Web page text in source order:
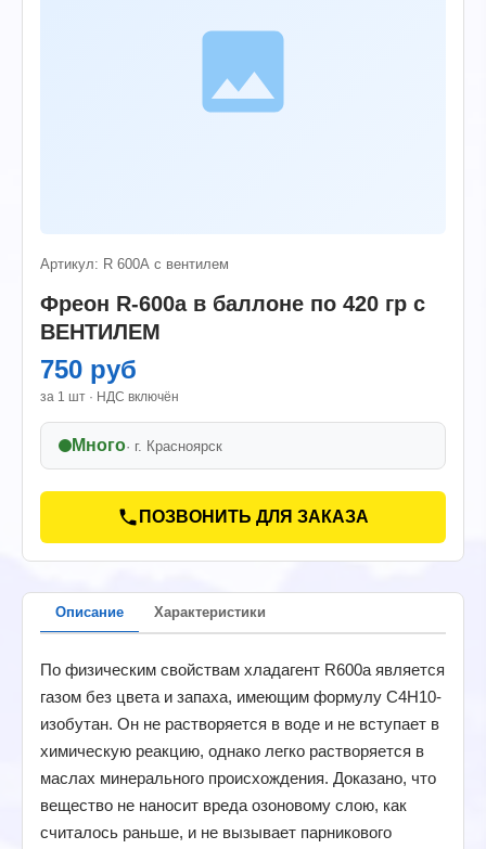
Артикул: R 600А с вентилем
Фреон R-600а в баллоне по 420 гр с
ВЕНТИЛЕМ
750 руб
за 1 шт · НДС включён
Много· г. Красноярск
ПОЗВОНИТЬ ДЛЯ ЗАКАЗА
Описание Характеристики
По физическим свойствам хладагент R600a является
газом без цвета и запаха, имеющим формулу С4Н10-
изобутан. Он не растворяется в воде и не вступает в
химическую реакцию, однако легко растворяется в
маслах минерального происхождения. Доказано, что
вещество не наносит вреда озоновому слою, как
считалось раньше, и не вызывает парникового